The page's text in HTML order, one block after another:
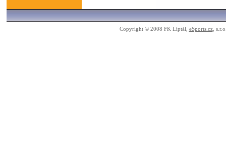
Copyright © 2008 FK Liptál, eSports.cz,